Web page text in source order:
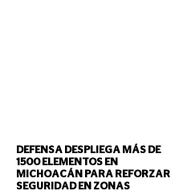
DEFENSA DESPLIEGA MÁS DE
1500 ELEMENTOS EN
MICHOACÁN PARA REFORZAR
SEGURIDAD EN ZONAS